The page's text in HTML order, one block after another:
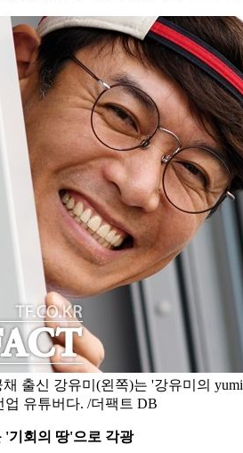
출신 강유미(왼쪽)는 '강유미의 yumi
업 유튜버다. /더팩트 DB
'기회의 땅'으로 각광